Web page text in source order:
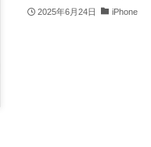
2025年6月24日 iPhone